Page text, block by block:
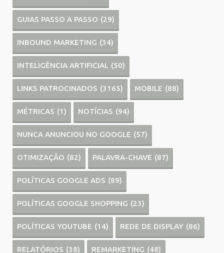
GUIAS PASSO A PASSO (29)
INBOUND MARKETING (34)
INTELIGÊNCIA ARTIFICIAL (50)
LINKS PATROCINADOS (3165) MOBILE (88)
MÉTRICAS (1) NOTÍCIAS (94)
NUNCA ANUNCIOU NO GOOGLE (57)
OTIMIZAÇÃO (82) PALAVRA-CHAVE (87)
POLÍTICAS GOOGLE ADS (89)
POLÍTICAS GOOGLE SHOPPING (23)
POLÍTICAS YOUTUBE (14) REDE DE DISPLAY (86)
RELATÓRIOS (38) REMARKETING (48)